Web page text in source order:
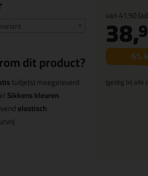
dit product?
tuitje(s) meegeleverd
Sikkens kleuren
elastisch
van41,50
38,
6%
(geldig bij alle